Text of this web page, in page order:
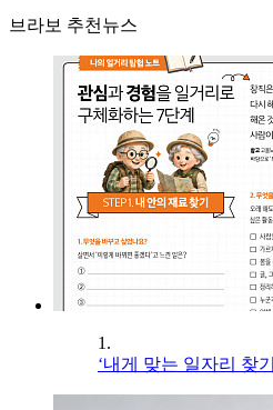
브라보 추천뉴스
1.
‘내게 맞는 일자리 찾